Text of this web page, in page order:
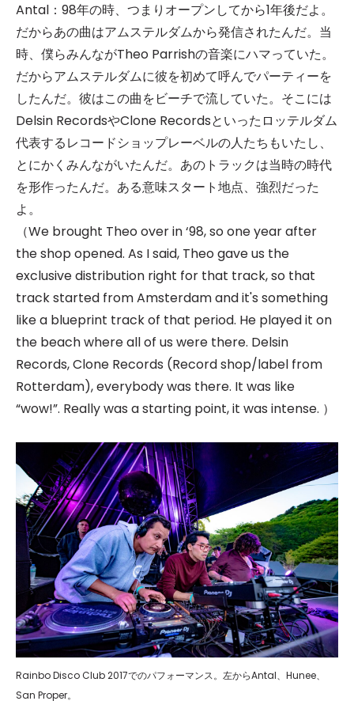
Antal：98年の時、つまりオープンしてから1年後だよ。
だからあの曲はアムステルダムから発信されたんだ。当
時、僕らみんながTheo Parrishの音楽にハマっていた。
だからアムステルダムに彼を初めて呼んでパーティーを
したんだ。彼はこの曲をビーチで流していた。そこには
Delsin RecordsやClone Recordsといったロッテルダム
代表するレコードショップレーベルの人たちもいたし、
とにかくみんながいたんだ。あのトラックは当時の時代
を形作ったんだ。ある意味スタート地点、強烈だった
よ。
（We brought Theo over in ‘98, so one year after
the shop opened. As I said, Theo gave us the
exclusive distribution right for that track, so that
track started from Amsterdam and it's something
like a blueprint track of that period. He played it on
the beach where all of us were there. Delsin
Records, Clone Records (Record shop/label from
Rotterdam), everybody was there. It was like
“wow!”. Really was a starting point, it was intense. ）
Rainbo Disco Club 2017でのパフォーマンス。左からAntal、Hunee、
San Proper。